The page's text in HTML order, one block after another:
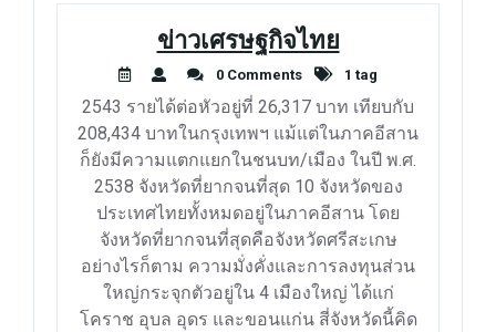
ข่าวเศรษฐกิจไทย
0 Comments 1 tag
2543 รายได้ต่อหัวอยู่ที่ 26,317 บาท เทียบกับ
208,434 บาทในกรุงเทพฯ แม้แต่ในภาคอีสาน
ก็ยังมีความแตกแยกในชนบท/เมือง ในปี พ.ศ.
2538 จังหวัดที่ยากจนที่สุด 10 จังหวัดของ
ประเทศไทยทั้งหมดอยู่ในภาคอีสาน โดย
จังหวัดที่ยากจนที่สุดคือจังหวัดศรีสะเกษ
อย่างไรก็ตาม ความมั่งคั่งและการลงทุนส่วน
ใหญ่กระจุกตัวอยู่ใน 4 เมืองใหญ่ ได้แก่
โคราช อุบล อุดร และขอนแก่น สี่จังหวัดนี้คิด